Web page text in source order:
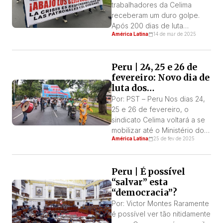
atormentam a população […]
trabalhadores da Celima
receberam um duro golpe.
Após 200 dias de luta
incansável contra o processo
inúmeros e contundentes
argumentos que lhes deram
esperança de uma resolução
favorável, o Ministério do
Trabalho (MTPE) decidiu a
favor da empresa. A decisão
foi […]
América Latina 14 de mar de 2025
Peru | 24, 25 e 26 de
fevereiro: Novo dia de
luta dos
trabalhadores da
Celima
Por: PST – Peru Nos dias 24,
25 e 26 de fevereiro, o
sindicato Celima voltará a se
mobilizar até o Ministério do
Trabalho para exigir a
declarada de forma abusiva
pela empresa. Nessas datas,
os trabalhadores completarão
200 dias nas ruas, sem
salários, mas com a
América Latina 25 de fev de 2025
Peru | É possível
“salvar” esta
“democracia”?
Por: Victor Montes Raramente
é possível ver tão nitidamente